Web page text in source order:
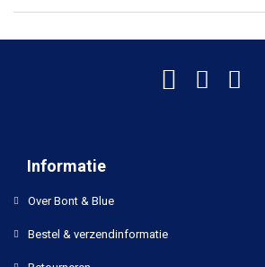
Informatie
Over Bont & Blue
Bestel & verzendinformatie